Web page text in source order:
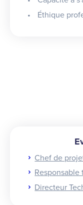
Éthique
Chef de
Directeur